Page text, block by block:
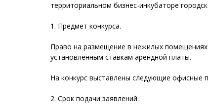
территориальном бизнес-инкубаторе
1. Предмет конкурса.
Право на размещение в нежилых помещениях
установленным ставкам арендной платы.
На конкурс выставлены следующие
2. Срок подачи заявлений.